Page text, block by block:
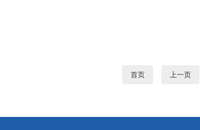
首页 上一页